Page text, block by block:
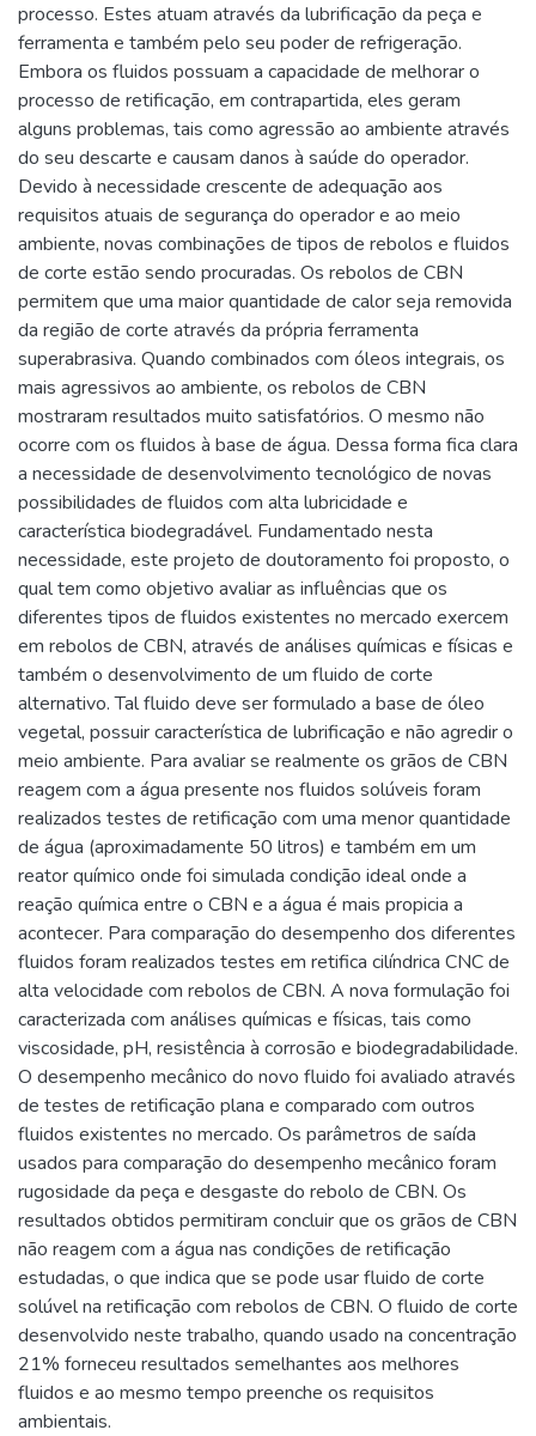
processo. Estes atuam através da lubrificação da peça e
ferramenta e também pelo seu poder de refrigeração.
Embora os fluidos possuam a capacidade de melhorar o
processo de retificação, em contrapartida, eles geram
alguns problemas, tais como agressão ao ambiente através
do seu descarte e causam danos à saúde do operador.
Devido à necessidade crescente de adequação aos
requisitos atuais de segurança do operador e ao meio
ambiente, novas combinações de tipos de rebolos e fluidos
de corte estão sendo procuradas. Os rebolos de CBN
permitem que uma maior quantidade de calor seja removida
da região de corte através da própria ferramenta
superabrasiva. Quando combinados com óleos integrais, os
mais agressivos ao ambiente, os rebolos de CBN
mostraram resultados muito satisfatórios. O mesmo não
ocorre com os fluidos à base de água. Dessa forma fica clara
a necessidade de desenvolvimento tecnológico de novas
possibilidades de fluidos com alta lubricidade e
característica biodegradável. Fundamentado nesta
necessidade, este projeto de doutoramento foi proposto, o
qual tem como objetivo avaliar as influências que os
diferentes tipos de fluidos existentes no mercado exercem
em rebolos de CBN, através de análises químicas e físicas e
também o desenvolvimento de um fluido de corte
alternativo. Tal fluido deve ser formulado a base de óleo
vegetal, possuir característica de lubrificação e não agredir o
meio ambiente. Para avaliar se realmente os grãos de CBN
reagem com a água presente nos fluidos solúveis foram
realizados testes de retificação com uma menor quantidade
de água (aproximadamente 50 litros) e também em um
reator químico onde foi simulada condição ideal onde a
reação química entre o CBN e a água é mais propicia a
acontecer. Para comparação do desempenho dos diferentes
fluidos foram realizados testes em retifica cilíndrica CNC de
alta velocidade com rebolos de CBN. A nova formulação foi
caracterizada com análises químicas e físicas, tais como
viscosidade, pH, resistência à corrosão e biodegradabilidade.
O desempenho mecânico do novo fluido foi avaliado através
de testes de retificação plana e comparado com outros
fluidos existentes no mercado. Os parâmetros de saída
usados para comparação do desempenho mecânico foram
rugosidade da peça e desgaste do rebolo de CBN. Os
resultados obtidos permitiram concluir que os grãos de CBN
não reagem com a água nas condições de retificação
estudadas, o que indica que se pode usar fluido de corte
solúvel na retificação com rebolos de CBN. O fluido de corte
desenvolvido neste trabalho, quando usado na concentração
21% forneceu resultados semelhantes aos melhores
fluidos e ao mesmo tempo preenche os requisitos
ambientais.